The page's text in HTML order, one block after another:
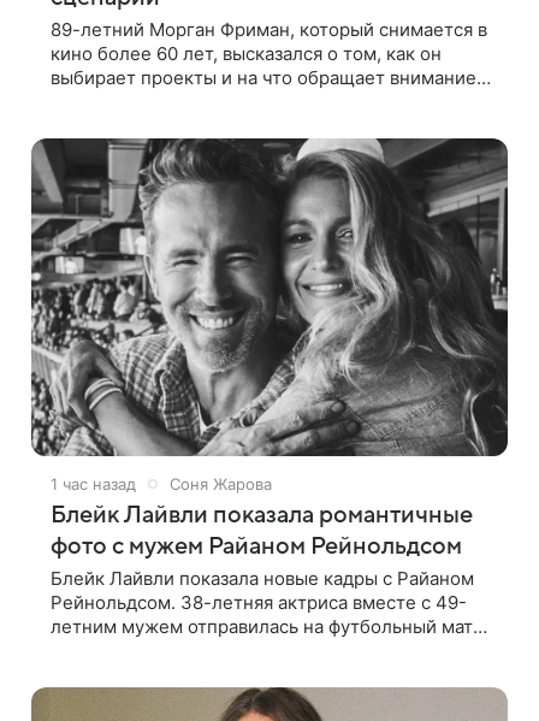
89-летний Морган Фриман, который снимается в
кино более 60 лет, высказался о том, как он
выбирает проекты и на что обращает внимание
1 час назад Соня Жарова
Блейк Лайвли показала романтичные
фото с мужем Райаном Рейнольдсом
Блейк Лайвли показала новые кадры с Райаном
Рейнольдсом. 38-летняя актриса вместе с 49-
летним мужем отправилась на футбольный матч.